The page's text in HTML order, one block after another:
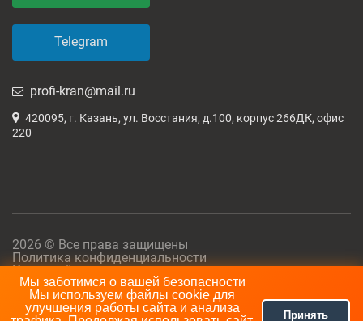
Telegram
profi-kran@mail.ru
420095, г. Казань, ул. Восстания, д.100, корпус 266ДК, офис
220
2026 © Все права защищены
Политика конфиденциальности
Карта сайта
Мы заботимся о вашей безопасности
Мы используем файлы cookie для
улучшения работы сайта и анализа
Принять